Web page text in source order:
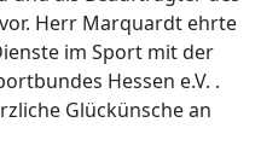
Herr Marquardt ehrte
im Sport mit der
Hessen e.V. .
Glückünsche an